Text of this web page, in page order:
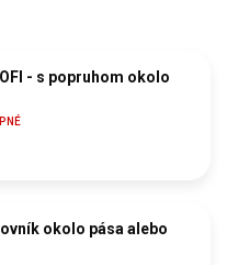
- s popruhom okolo
okolo pása alebo